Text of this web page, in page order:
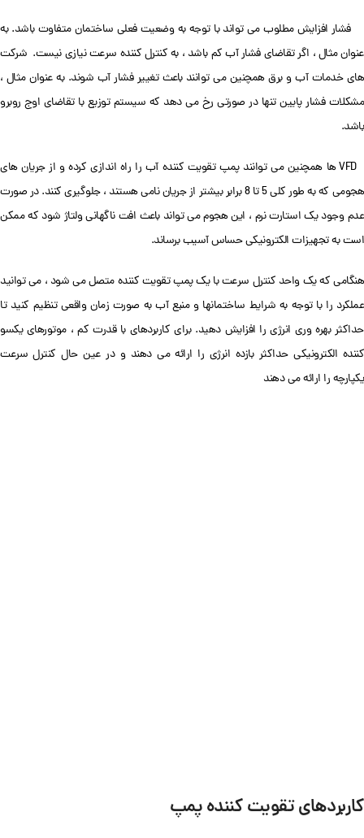
فشار افزایش مطلوب می تواند با توجه به وضعیت فعلی ساختمان متفاوت باشد. به
عنوان مثال ، اگر تقاضای فشار آب کم باشد ، به کنترل کننده سرعت نیازی نیست. شرکت
های خدمات آب و برق همچنین می توانند باعث تغییر فشار آب شوند. به عنوان مثال ،
مشکلات فشار پایین تنها در صورتی رخ می دهد که سیستم توزیع با تقاضای اوج روبرو
باشد.
VFD ها همچنین می توانند پمپ تقویت کننده آب را راه اندازی کرده و از جریان های
هجومی که به طور کلی 5 تا 8 برابر بیشتر از جریان نامی هستند ، جلوگیری کنند. در صورت
عدم وجود یک استارت نرم ، این هجوم می تواند باعث افت ناگهانی ولتاژ شود که ممکن
است به تجهیزات الکترونیکی حساس آسیب برساند.
هنگامی که یک واحد کنترل سرعت با یک پمپ تقویت کننده متصل می شود ، می توانید
عملکرد را با توجه به شرایط ساختمانها و منبع آب به صورت زمان واقعی تنظیم کنید تا
حداکثر بهره وری انرژی را افزایش دهید. برای کاربردهای با قدرت کم ، موتورهای یکسو
کننده الکترونیکی حداکثر بازده انرژی را ارائه می دهند و در عین حال کنترل سرعت
یکپارچه را ارائه می دهند
کاربردهای تقویت کننده پمپ